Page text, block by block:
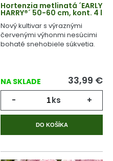
Hortenzia metlinatá ´EARLY
HARRY®´ 50-60 cm, kont. 4 l
Nový kultivar s výraznými
červenými výhonmi nesúcimi
bohaté snehobiele súkvetia.
NA SKLADE 33,99 €
- ks +
DO KOŠÍKA